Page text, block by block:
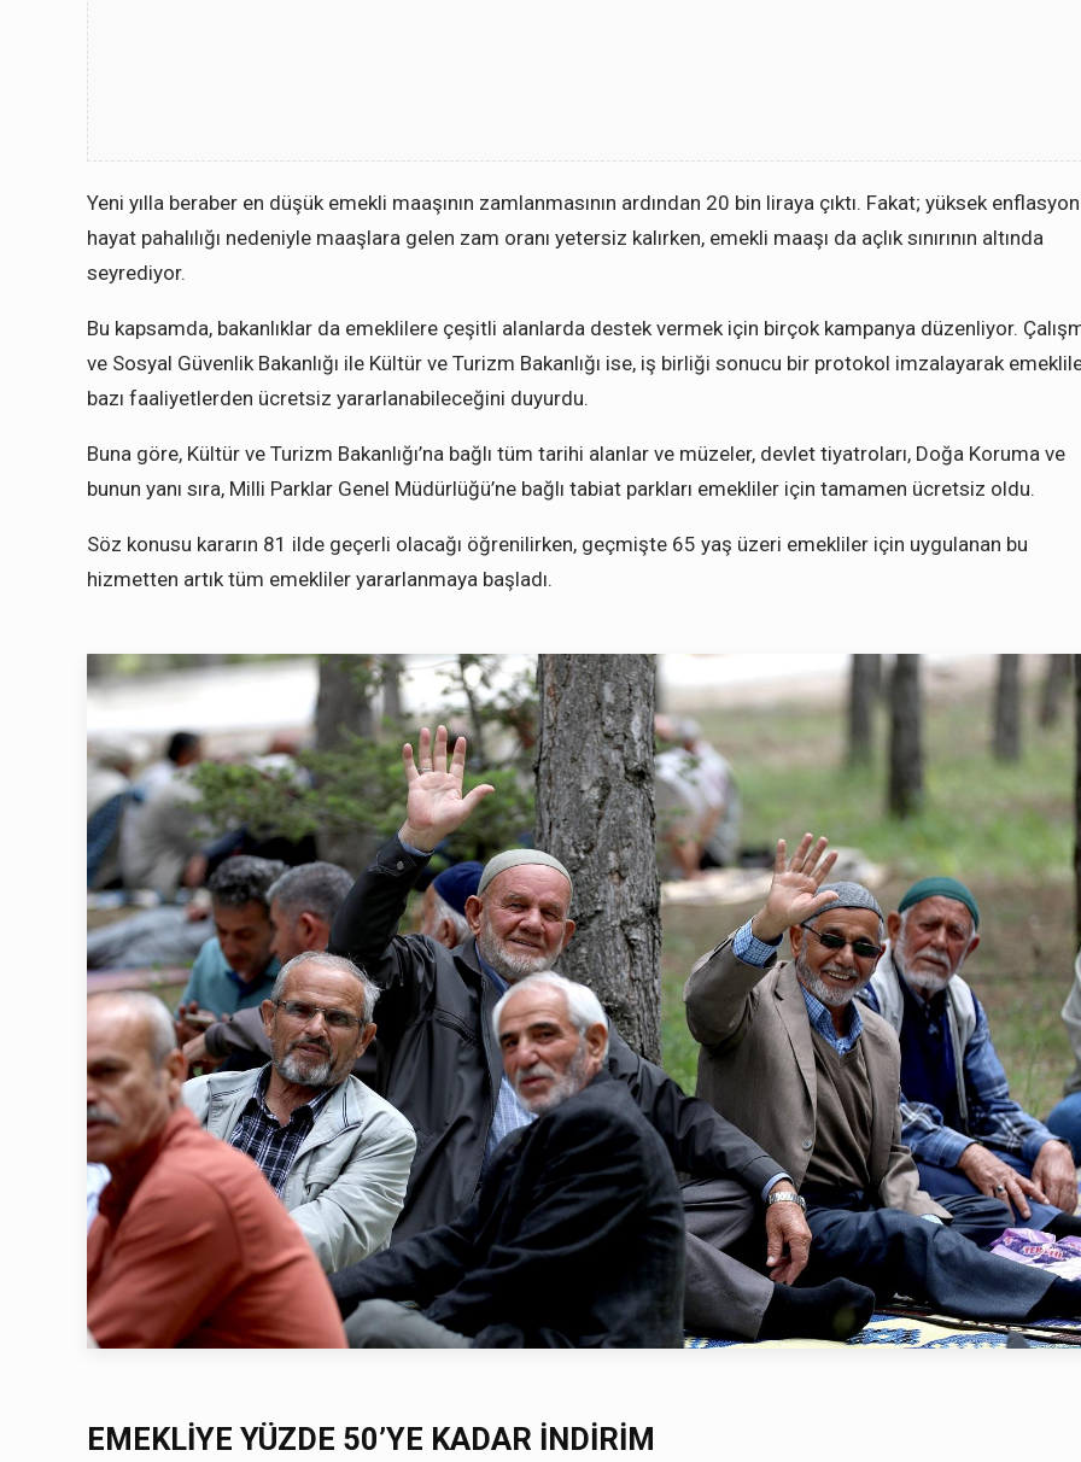
Yeni yılla beraber en düşük emekli maaşının zamlanmasının ardından 20 bin liraya çıktı. Fakat; yüksek
hayat pahalılığı nedeniyle maaşlara gelen zam oranı yetersiz kalırken, emekli maaşı da açlık sınırının altında
seyrediyor.
Bu kapsamda, bakanlıklar da emeklilere çeşitli alanlarda destek vermek için birçok kampanya düzenliyor.
ve Sosyal Güvenlik Bakanlığı ile Kültür ve Turizm Bakanlığı ise, iş birliği sonucu bir protokol imzalayarak
bazı faaliyetlerden ücretsiz yararlanabileceğini duyurdu.
Buna göre, Kültür ve Turizm Bakanlığı’na bağlı tüm tarihi alanlar ve müzeler, devlet tiyatroları, Doğa Koruma ve
bunun yanı sıra, Milli Parklar Genel Müdürlüğü’ne bağlı tabiat parkları emekliler için tamamen ücretsiz oldu.
Söz konusu kararın 81 ilde geçerli olacağı öğrenilirken, geçmişte 65 yaş üzeri emekliler için uygulanan bu
hizmetten artık tüm emekliler yararlanmaya başladı.
EMEKLİYE YÜZDE 50’YE KADAR İNDİRİM